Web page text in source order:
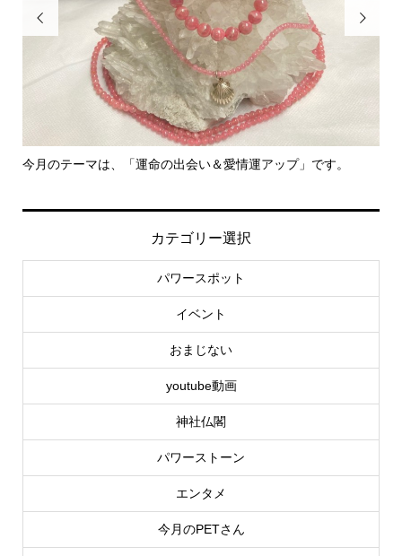

今月のテーマは、「運命の出会い＆愛情運アップ」です。

カテゴリー選択
パワースポット
イベント
おまじない
youtube動画
神社仏閣
パワーストーン
エンタメ
今月のPETさん